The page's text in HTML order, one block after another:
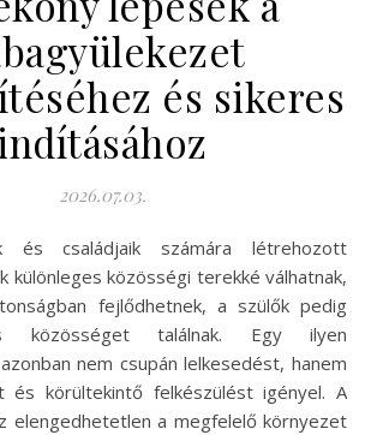
és sikeres
2026.07.03.
különleges közösségi terekké válhatnak,
fejlődhetnek, a szülők pedig
közösséget találnak. Egy ilyen
nem csupán lelkesedést, hanem
és körültekintő felkészülést igényel. A
elengedhetetlen a megfelelő környezet